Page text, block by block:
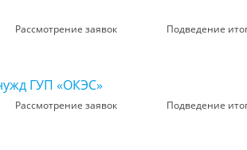
Рассмотрение заявок Подведение
ГУП «ОКЭС»
Рассмотрение заявок Подведение